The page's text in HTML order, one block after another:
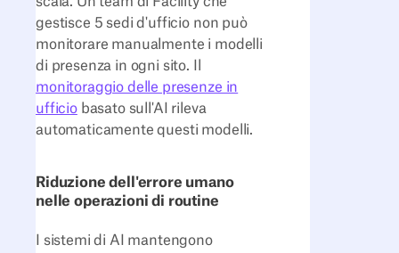
gestisce 5 sedi d'ufficio non può
monitorare manualmente i modelli
di presenza in ogni sito. Il
monitoraggio delle presenze in
ufficiobasato sull'AI rileva
automaticamente questi modelli.
Riduzione dell'errore umano
nelle operazioni di routine
I sistemi di AI mantengono